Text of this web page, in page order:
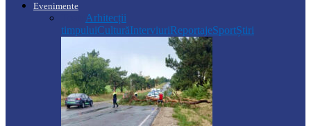
Evenimente
Arhitecții
timpuluiCulturăInterviuriReportajeSportȘtiri